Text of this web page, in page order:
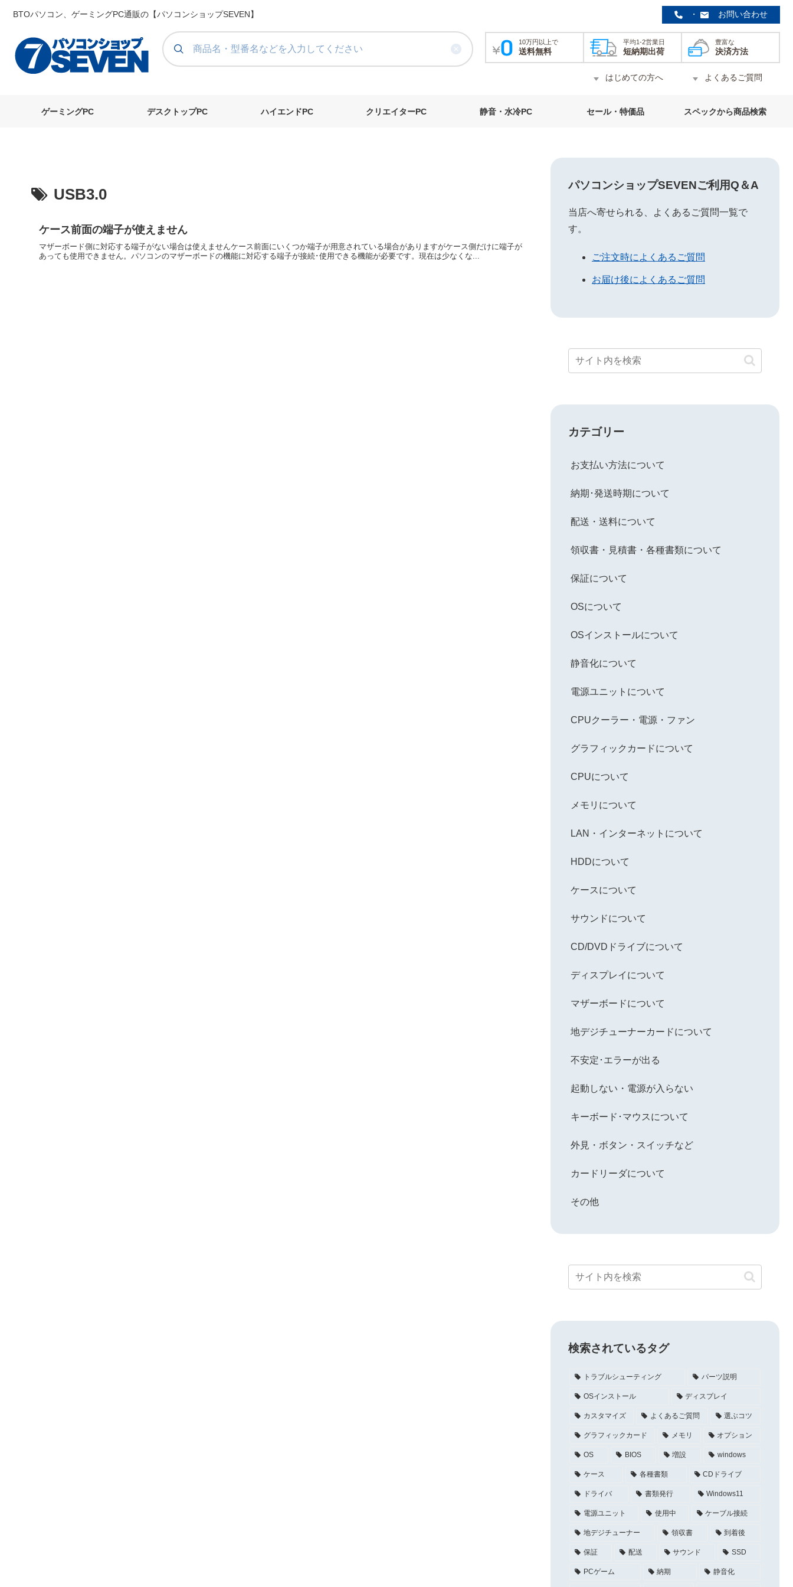
BTOパソコン、ゲーミングPC通販の【パソコンショップSEVEN】 ・ お問い合わせ
10万円以上で
送料無料
平均1-2営業日
短納期出荷
豊富な
決済方法
はじめての方へ よくあるご質問
ゲーミングPC デスクトップPC ハイエンドPC クリエイターPC 静音・水冷PC セール・特価品 スペックから商品検索
USB3.0
ケース前面の端子が使えません
マザーボード側に対応する端子がない場合は使えませんケース前面にいくつか端子が用意されている場合がありますがケース側だけに端子が
あっても使用できません。パソコンのマザーボードの機能に対応する端子が接続･使用できる機能が必要です。現在は少なくな...
パソコンショップSEVENご利用Q＆A
当店へ寄せられる、よくあるご質問一覧で
す。
ご注文時によくあるご質問
お届け後によくあるご質問
カテゴリー
お支払い方法について
納期･発送時期について
配送・送料について
領収書・見積書・各種書類について
保証について
OSについて
OSインストールについて
静音化について
電源ユニットについて
CPUクーラー・電源・ファン
グラフィックカードについて
CPUについて
メモリについて
LAN・インターネットについて
HDDについて
ケースについて
サウンドについて
CD/DVDドライブについて
ディスプレイについて
マザーボードについて
地デジチューナーカードについて
不安定･エラーが出る
起動しない・電源が入らない
キーボード･マウスについて
外見・ボタン・スイッチなど
カードリーダについて
その他
検索されているタグ
トラブルシューティング パーツ説明
OSインストール ディスプレイ
カスタマイズ よくあるご質問 選ぶコツ
グラフィックカード メモリ オプション
OS BIOS 増設 windows
ケース 各種書類 CDドライブ
ドライバ 書類発行 Windows11
電源ユニット 使用中 ケーブル接続
地デジチューナー 領収書 到着後
保証 配送 サウンド SSD
PCゲーム 納期 静音化